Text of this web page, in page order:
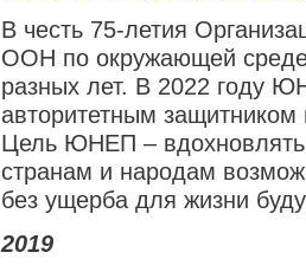
В честь 75-летия
ООН по окружающей
разных лет. В 2022 году
авторитетным
Цель ЮНЕП –
странам и народам
без ущерба для жизни
2019